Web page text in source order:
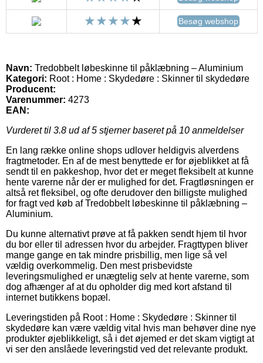
Besøg webshop
Navn: Tredobbelt løbeskinne til påklæbning – Aluminium
Kategori: Root : Home : Skydedøre : Skinner til skydedøre
Producent:
Varenummer: 4273
EAN:
Vurderet til 3.8 ud af 5 stjerner baseret på 10 anmeldelser
En lang række online shops udlover heldigvis alverdens
fragtmetoder. En af de mest benyttede er for øjeblikket at få
sendt til en pakkeshop, hvor det er meget fleksibelt at kunne
hente varerne når der er mulighed for det. Fragtløsningen er
altså ret fleksibel, og ofte derudover den billigste mulighed
for fragt ved køb af Tredobbelt løbeskinne til påklæbning –
Aluminium.
Du kunne alternativt prøve at få pakken sendt hjem til hvor
du bor eller til adressen hvor du arbejder. Fragttypen bliver
mange gange en tak mindre prisbillig, men lige så vel
vældig overkommelig. Den mest prisbevidste
leveringsmulighed er unægtelig selv at hente varerne, som
dog afhænger af at du opholder dig med kort afstand til
internet butikkens bopæl.
Leveringstiden på Root : Home : Skydedøre : Skinner til
skydedøre kan være vældig vital hvis man behøver dine nye
produkter øjeblikkeligt, så i det øjemed er det skam vigtigt at
vi ser den anslåede leveringstid ved det relevante produkt.